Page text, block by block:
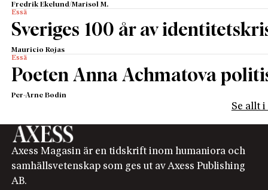
Fredrik Ekelund/Marisol M.
Essä
Sveriges 100 år av
Mauricio Rojas
Essä
Poeten Anna Achmatova
Per-Arne Bodin
Se allt i
Axess Magasin är en tidskrift inom humaniora och
samhällsvetenskap som ges ut av Axess Publishing
AB.